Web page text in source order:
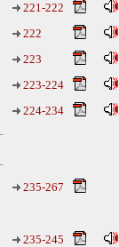
221-222
222
223
223-224
224-234
235-267
235-245